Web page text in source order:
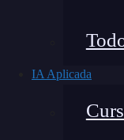
IA Aplicada